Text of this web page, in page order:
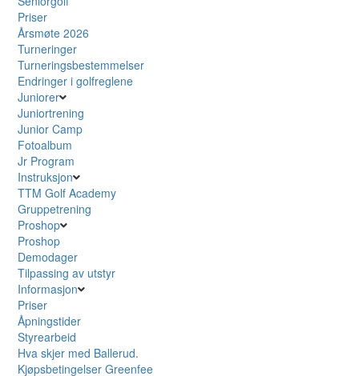
Priser
Årsmøte 2026
Turneringer
Turneringsbestemmelser
Endringer i golfreglene
Juniorer
Juniortrening
Junior Camp
Fotoalbum
Jr Program
Instruksjon
TTM Golf Academy
Gruppetrening
Proshop
Proshop
Demodager
Tilpassing av utstyr
Informasjon
Priser
Åpningstider
Styrearbeid
Hva skjer med Ballerud.
Kjøpsbetingelser Greenfee